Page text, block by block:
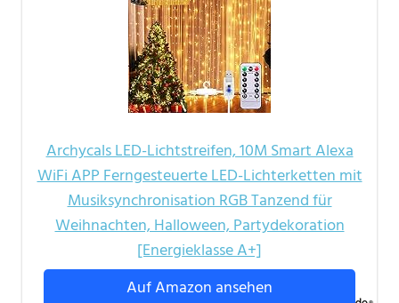
Archycals LED-Lichtstreifen, 10M Smart Alexa
WiFi APP Ferngesteuerte LED-Lichterketten mit
Musiksynchronisation RGB Tanzend für
Weihnachten, Halloween, Partydekoration
[Energieklasse A+]
Auf Amazon ansehen